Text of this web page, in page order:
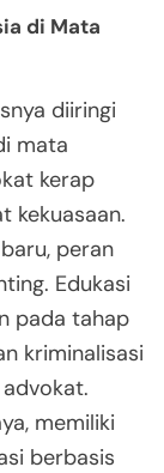
di Mata
diiringi
mata
kerap
kekuasaan.
peran
Edukasi
pada tahap
kriminalisasi
memiliki
berbasis